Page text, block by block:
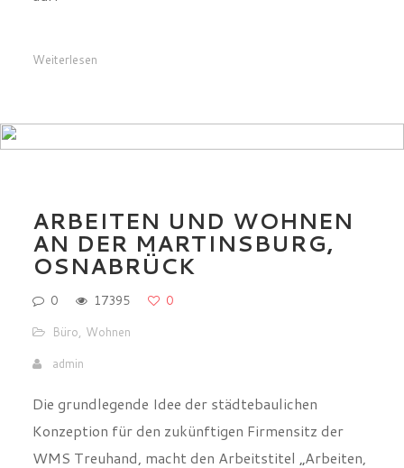
OSNABRÜCK
0 17395
0
Büro , Wohnen
admin
Die grundlegende Idee der städtebaulichen
WMS Treuhand, macht den Arbeitstitel „Arbeiten,
Wohnen, Leben“ zum Entwurfsthema.